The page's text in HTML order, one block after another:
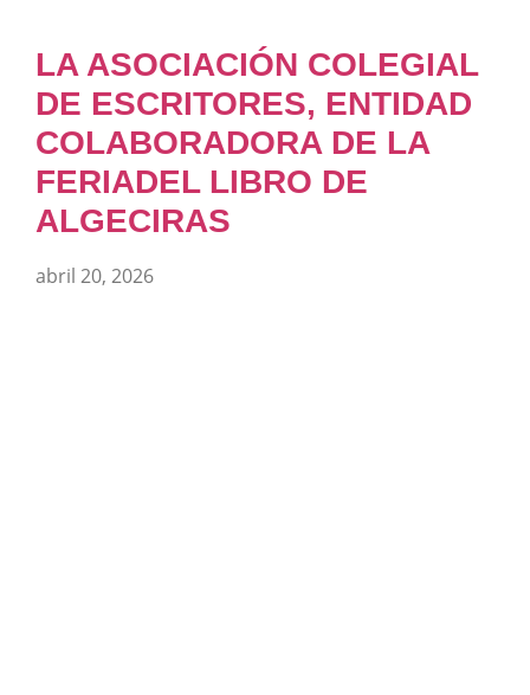
LA ASOCIACIÓN COLEGIAL
DE ESCRITORES, ENTIDAD
COLABORADORA DE LA
FERIADEL LIBRO DE
ALGECIRAS
abril 20, 2026